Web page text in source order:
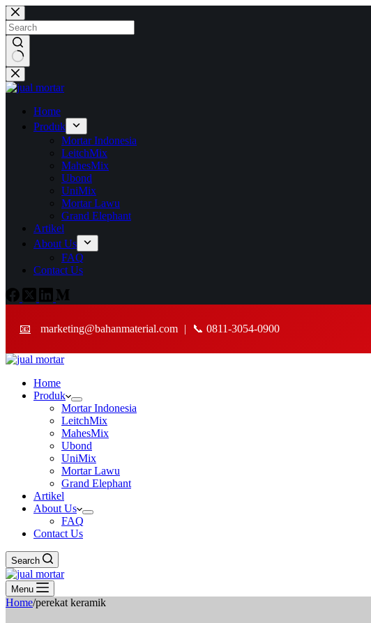
Skip
to
content
No
results
Home
Produk
Mortar Indonesia
LeitchMix
MahesMix
Ubond
UniMix
Mortar Lawu
Grand Elephant
Artikel
About Us
FAQ
Contact Us
📧 marketing@bahanmaterial.com | 📞 0811-3054-0900
Home
Produk
Mortar Indonesia
LeitchMix
MahesMix
Ubond
UniMix
Mortar Lawu
Grand Elephant
Artikel
About Us
FAQ
Contact Us
Search
Menu
Home/perekat keramik